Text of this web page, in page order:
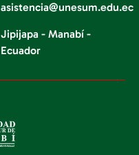
asistencia@unesum.edu.ec
Jipijapa - Manabí -
Ecuador